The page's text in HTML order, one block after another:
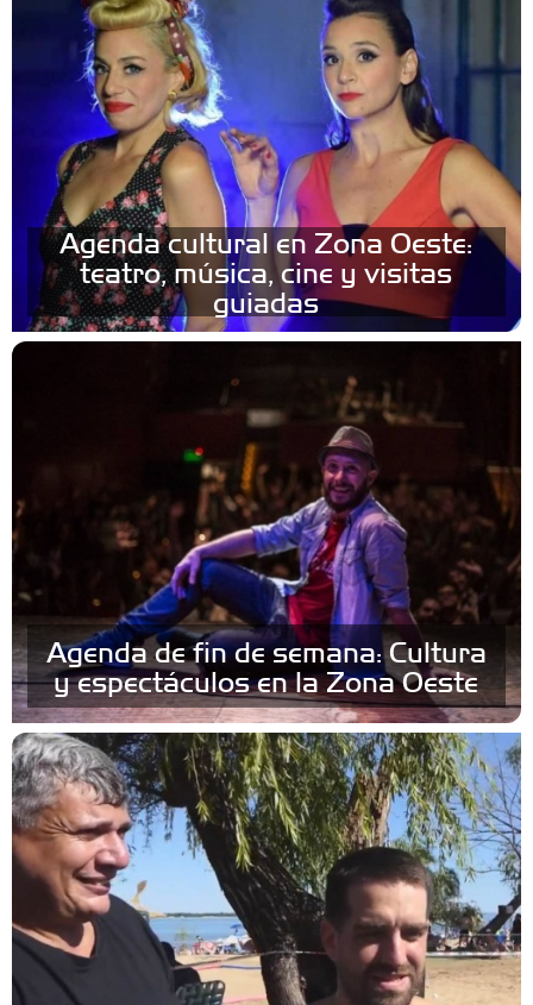
Agenda cultural en Zona Oeste:
teatro, música, cine y visitas
guiadas
Agenda de fin de semana: Cultura
y espectáculos en la Zona Oeste